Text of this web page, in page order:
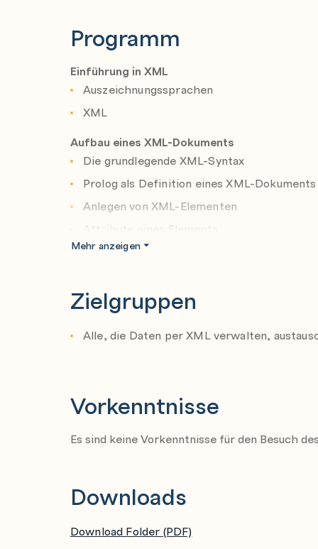
XML Schema
Formatierungssprachen
XSLT - Elemente
XHTML 1.1
Programm
Einführung in XML
Auszeichnungssprachen
XML
Aufbau eines XML-Dokuments
Die grundlegende XML-Syntax
Prolog als Definition eines XML-Dokuments
Anlegen von XML-Elementen
Kommentare hinzufügen
Ein XML-Dokument erstellen
Deklarieren der Elementtypen
Angabe der Elemente
Attributlisten - Definition
Mehr anzeigen
Zielgruppen
Alle, die Daten per XML verwalten,
Vorkenntnisse
Es sind keine Vorkenntnisse für den Besuch
Downloads
Download Folder (PDF)